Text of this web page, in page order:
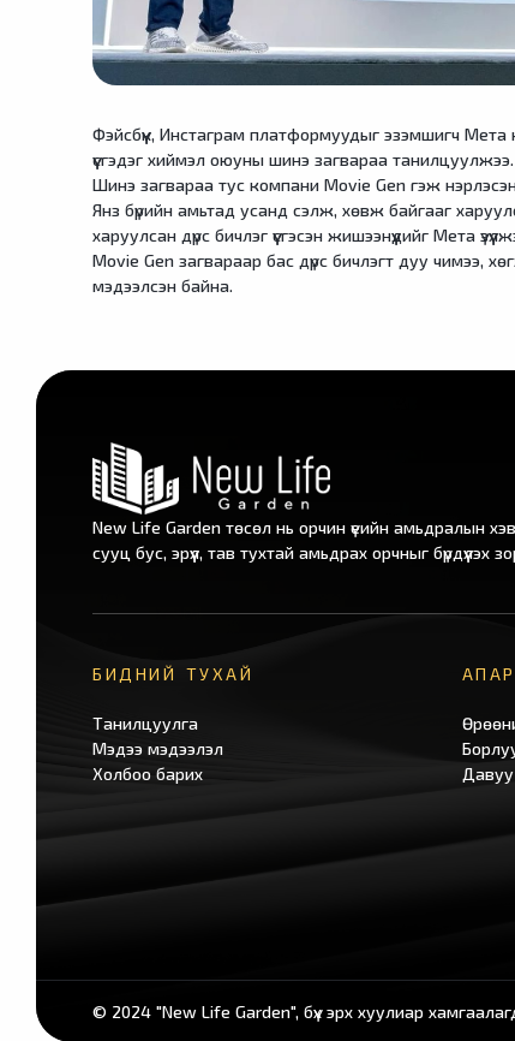
Фэйсбүүк, Инстаграм платформуудыг эзэмшигч Мета
үүсгэдэг хиймэл оюуны шинэ загвараа танилцуулжээ.
Шинэ загвараа тус компани Movie Gen гэж
Янз бүрийн амьтад усанд сэлж, хөвж байгааг
харуулсан дүрс бичлэг үүсгэсэн жишээнүүдийг Мета
Movie Gen загвараар бас дүрс бичлэгт дуу чимээ,
мэдээлсэн байна.
New Life Garden төсөл нь орчин үеийн амьдралын
сууц бус, эрүүл, тав тухтай амьдрах орчныг бүрдүүлэх
БИДНИЙ ТУХАЙ
Танилцуулга
Мэдээ мэдээлэл
Холбоо барих
© 2024 "New Life Garden", бүх эрх хуулиар